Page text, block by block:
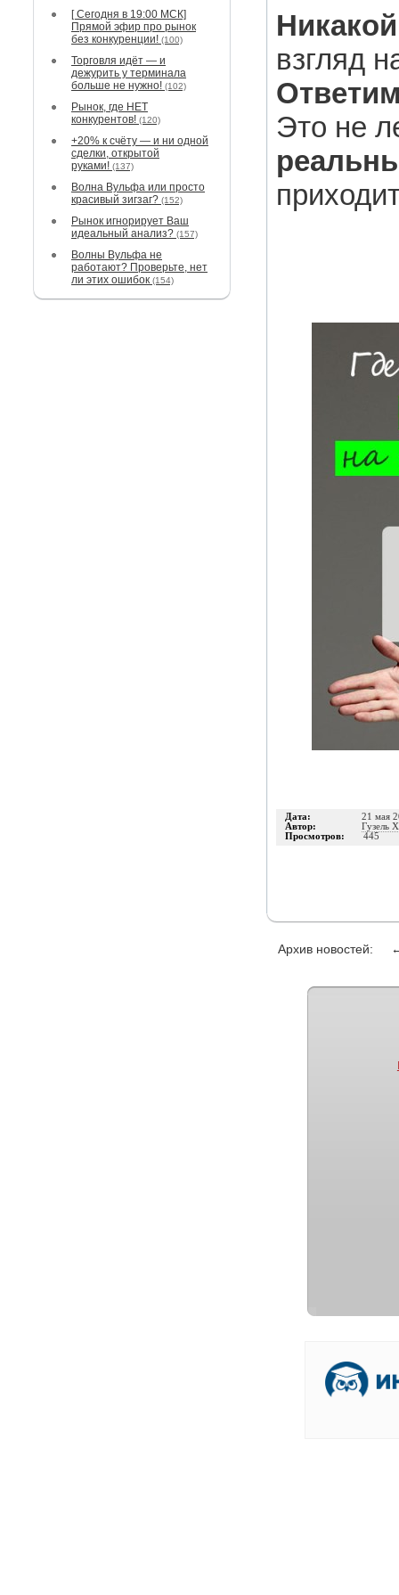
[ Сегодня в 19:00 МСК]
Прямой эфир про рынок
без конкуренции! (100)
Торговля идёт — и
дежурить у терминала
больше не нужно! (102)
Рынок, где НЕТ
конкурентов! (120)
+20% к счёту — и ни одной
сделки, открытой
руками! (137)
Волна Вульфа или просто
красивый зигзаг? (152)
Рынок игнорирует Ваш
идеальный анализ? (157)
Волны Вульфа не
работают? Проверьте, нет
ли этих ошибок (154)
взгляд
Это не
Дата: 21 мая
Автор: Гузель
Просмотров: 445
Архив новостей: